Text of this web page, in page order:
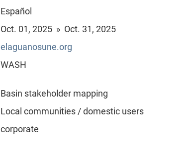
Español
Oct. 01, 2025 » Oct. 31, 2025
elaguanosune.org
WASH
Basin stakeholder mapping
Local communities / domestic users
corporate